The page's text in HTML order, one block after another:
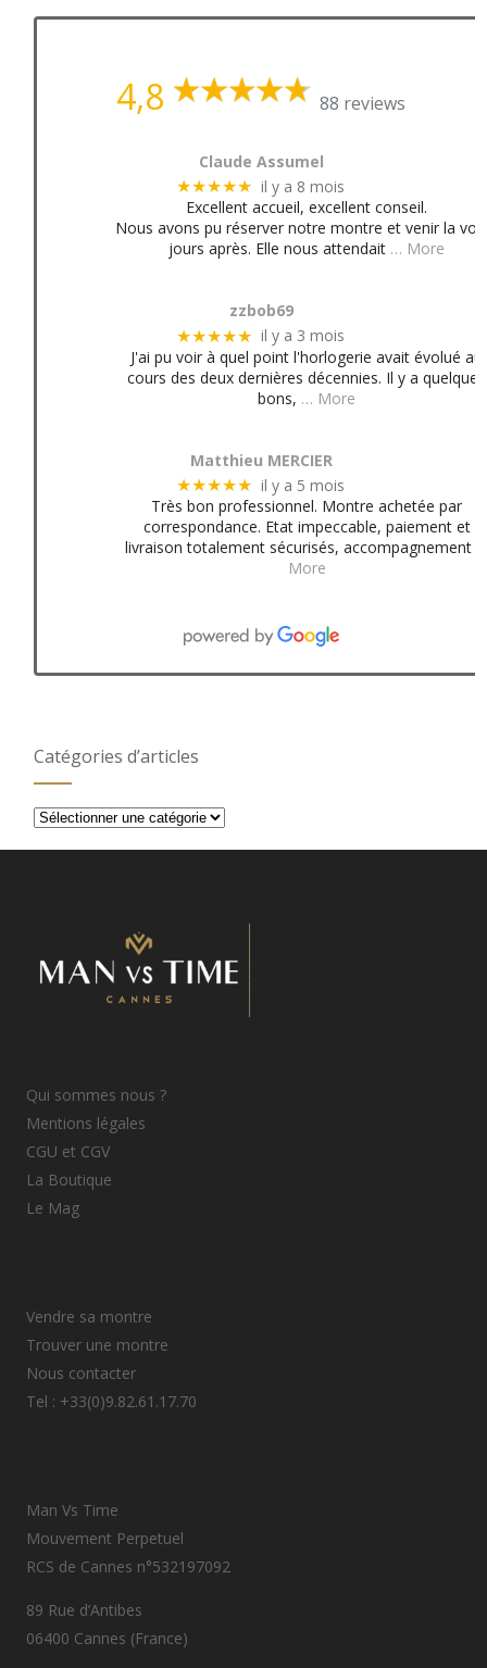
4,8 88 reviews
Claude Assumel
★★★★★ il y a 8 mois
Excellent accueil, excellent conseil.
Nous avons pu réserver notre montre et venir la
jours après. Elle nous attendait … More
zzbob69
★★★★★ il y a 3 mois
J'ai pu voir à quel point l'horlogerie avait évolué au
cours des deux dernières décennies. Il y a quelques
bons, … More
Matthieu MERCIER
★★★★★ il y a 5 mois
Très bon professionnel. Montre achetée par
correspondance. Etat impeccable, paiement et
livraison totalement sécurisés, accompagnement
More
Catégories d’articles
Catégories
Qui sommes nous ?
Mentions légales
CGU et CGV
La Boutique
Le Mag
Vendre sa montre
Trouver une montre
Nous contacter
Tel : +33(0)9.82.61.17.70
Man Vs Time
Mouvement Perpetuel
RCS de Cannes n°532197092
89 Rue d’Antibes
06400 Cannes (France)